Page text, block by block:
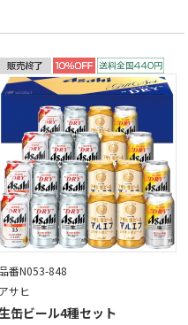
品番N053-848
アサヒ
缶ビール4種セット